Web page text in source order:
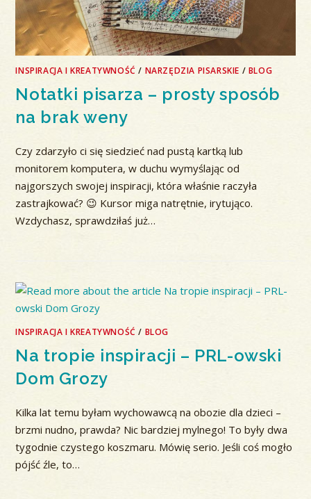
INSPIRACJA I KREATYWNOŚĆ / NARZĘDZIA PISARSKIE / BLOG
Notatki pisarza – prosty sposób
na brak weny
Czy zdarzyło ci się siedzieć nad pustą kartką lub
monitorem komputera, w duchu wymyślając od
najgorszych swojej inspiracji, która właśnie raczyła
zastrajkować? 😉 Kursor miga natrętnie, irytująco.
Wzdychasz, sprawdziłaś już…
INSPIRACJA I KREATYWNOŚĆ / BLOG
Na tropie inspiracji – PRL-owski
Dom Grozy
Kilka lat temu byłam wychowawcą na obozie dla dzieci –
brzmi nudno, prawda? Nic bardziej mylnego! To były dwa
tygodnie czystego koszmaru. Mówię serio. Jeśli coś mogło
pójść źle, to…